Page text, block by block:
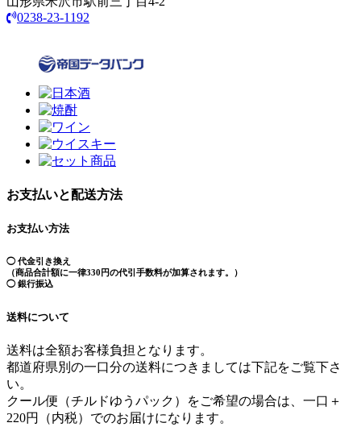
0238-23-1192
お支払いと配送方法
お支払い方法
◯ 代金引き換え
（商品合計額に一律330円の代引手数料が加算されます。）
◯ 銀行振込
送料について
送料は全額お客様負担となります。
都道府県別の一口分の送料につきましては下記をご覧下さ
い。
クール便（チルドゆうパック）をご希望の場合は、一口＋
220円（内税）でのお届けになります。